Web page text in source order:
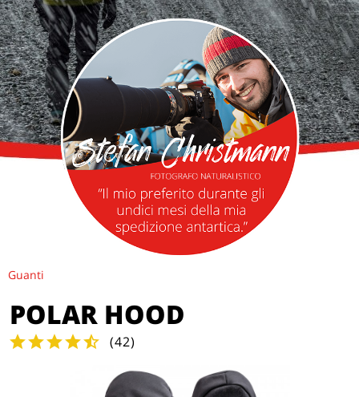
Guanti
POLAR HOOD
(42)